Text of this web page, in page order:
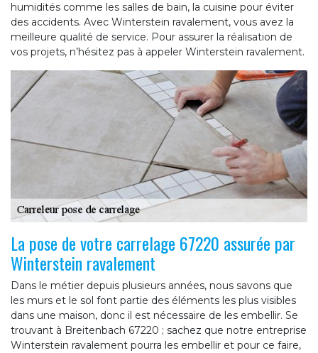
humidités comme les salles de bain, la cuisine pour éviter
des accidents. Avec Winterstein ravalement, vous avez la
meilleure qualité de service. Pour assurer la réalisation de
vos projets, n’hésitez pas à appeler Winterstein ravalement.
La pose de votre carrelage 67220 assurée par
Winterstein ravalement
Dans le métier depuis plusieurs années, nous savons que
les murs et le sol font partie des éléments les plus visibles
dans une maison, donc il est nécessaire de les embellir. Se
trouvant à Breitenbach 67220 ; sachez que notre entreprise
Winterstein ravalement pourra les embellir et pour ce faire,